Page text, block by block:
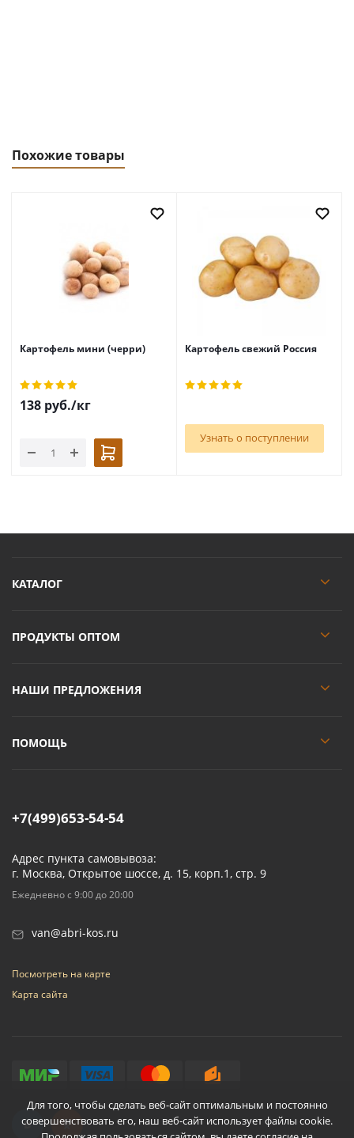
Для того, чтобы сделать веб-сайт оптимальным и постоянно
совершенствовать его, наш веб-сайт использует файлы cookie.
Похожие товары
Картофель мини (черри)
138 руб./кг
Картофель свежий Россия
Узнать о поступлении
КАТАЛОГ
ПРОДУКТЫ ОПТОМ
НАШИ ПРЕДЛОЖЕНИЯ
ПОМОЩЬ
+7(499)653-54-54
Адрес пункта самовывоза:
г. Москва, Открытое шоссе, д. 15, корп.1, стр. 9
Ежедневно с 9:00 до 20:00
van@abri-kos.ru
Посмотреть на карте
Карта сайта